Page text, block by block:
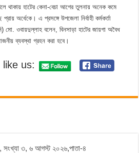
থাকায় হাটের কেনা-বেচা আগের তুলনায় অনেক কমে
অর্ধেকে। এ প্রসঙ্গে উপজেলা নির্বাহী কর্মকর্তা
মো. ওবায়দুল্লাহ বলেন, বিনসাড়া হাটের জায়গা অবৈধ
ব্যবস্থা গ্রহন করা হবে।
like us:
সংখ্যা ৩, ৬ আগস্ট ২০২৬,পাতা-৪